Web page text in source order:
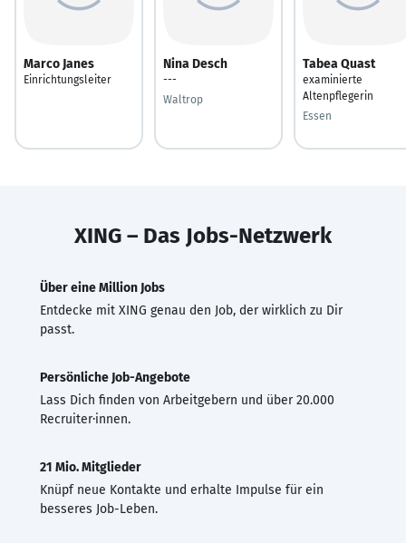
Marco Janes
Einrichtungsleiter
Nina Desch
---
Waltrop
Tabea Quast
examinierte
Altenpflegerin
Essen
XING – Das Jobs-Netzwerk
Über eine Million Jobs
Entdecke mit XING genau den Job, der wirklich zu Dir
passt.
Persönliche Job-Angebote
Lass Dich finden von Arbeitgebern und über 20.000
Recruiter·innen.
21 Mio. Mitglieder
Knüpf neue Kontakte und erhalte Impulse für ein
besseres Job-Leben.